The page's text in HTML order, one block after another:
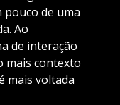
pouco de uma
Ao
de interação
mais contexto
mais voltada